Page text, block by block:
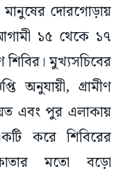
দোরগোড়ায়
১৫ থেকে ১৭
মুখ্যসচিবের
অনুযায়ী, গ্রামীণ
এবং পুর এলাকায়
করে শিবিরের
মতো বড়ো